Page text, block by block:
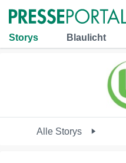
Storys Blaulicht
Alle Storys